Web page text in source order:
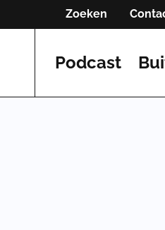
Zoeken
Podcast